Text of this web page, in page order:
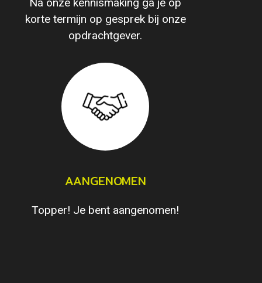
korte termijn op gesprek bij onze
opdrachtgever.
AANGENOMEN
Topper! Je bent aangenomen!